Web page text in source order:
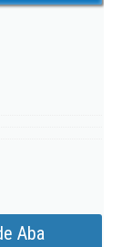
Aba